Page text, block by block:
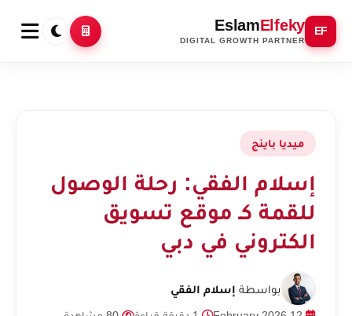
EF
EslamElfeky
DIGITAL GROWTH PARTNER
ميديا باينج
إسلام الفقي: رحلة الوصول
للقمة كـ موقع تسويق
الكتروني في دبي
بواسطة إسلام الفقي